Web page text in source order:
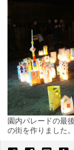
園内パレードの最
の街を作りました。